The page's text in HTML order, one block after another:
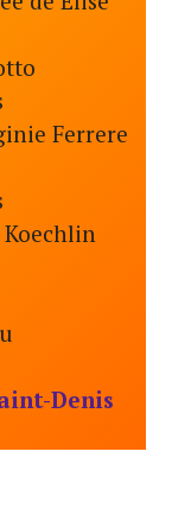
Ferrere
Denis